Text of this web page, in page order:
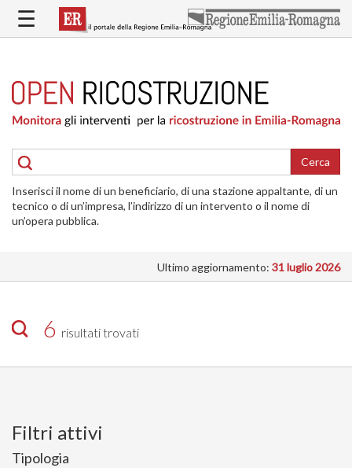
contenuto
RICOSTRUZIONE
PUBBLICA
DELLE
ABITAZIONI
RICOSTRUZIONE
ATTIVITÀ
INTERVENTI
SI
☰
Cerca
Inserisci il nome di un beneficiario, di una stazione appaltante, di un
tecnico o di un’impresa, l’indirizzo di un intervento o il nome di
un’opera pubblica.
Ultimo aggiornamento: 31 luglio 2026
6 risultati trovati
Filtri attivi
Tipologia